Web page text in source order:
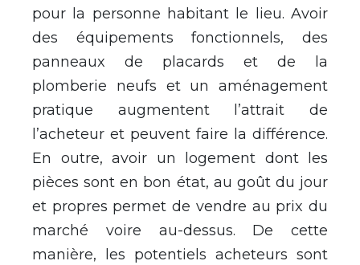
pour la personne habitant le lieu. Avoir
des équipements fonctionnels, des
panneaux de placards et de la
plomberie neufs et un aménagement
pratique augmentent l’attrait de
l’acheteur et peuvent faire la différence.
En outre, avoir un logement dont les
pièces sont en bon état, au goût du jour
et propres permet de vendre au prix du
marché voire au-dessus. De cette
manière, les potentiels acheteurs sont